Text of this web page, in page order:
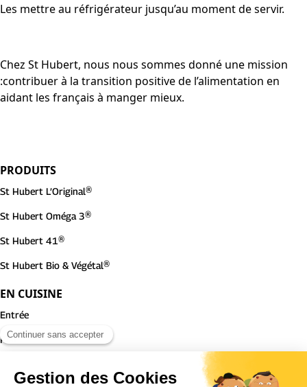
Les mettre au réfrigérateur jusqu’au moment de servir.
Chez St Hubert, nous nous sommes donné une mission
:contribuer à la transition positive de l’alimentation en
aidant les français à manger mieux.
PRODUITS
St Hubert L’Original®
St Hubert Oméga 3®
St Hubert 41®
St Hubert Bio & Végétal®
EN CUISINE
Entrée
Plat